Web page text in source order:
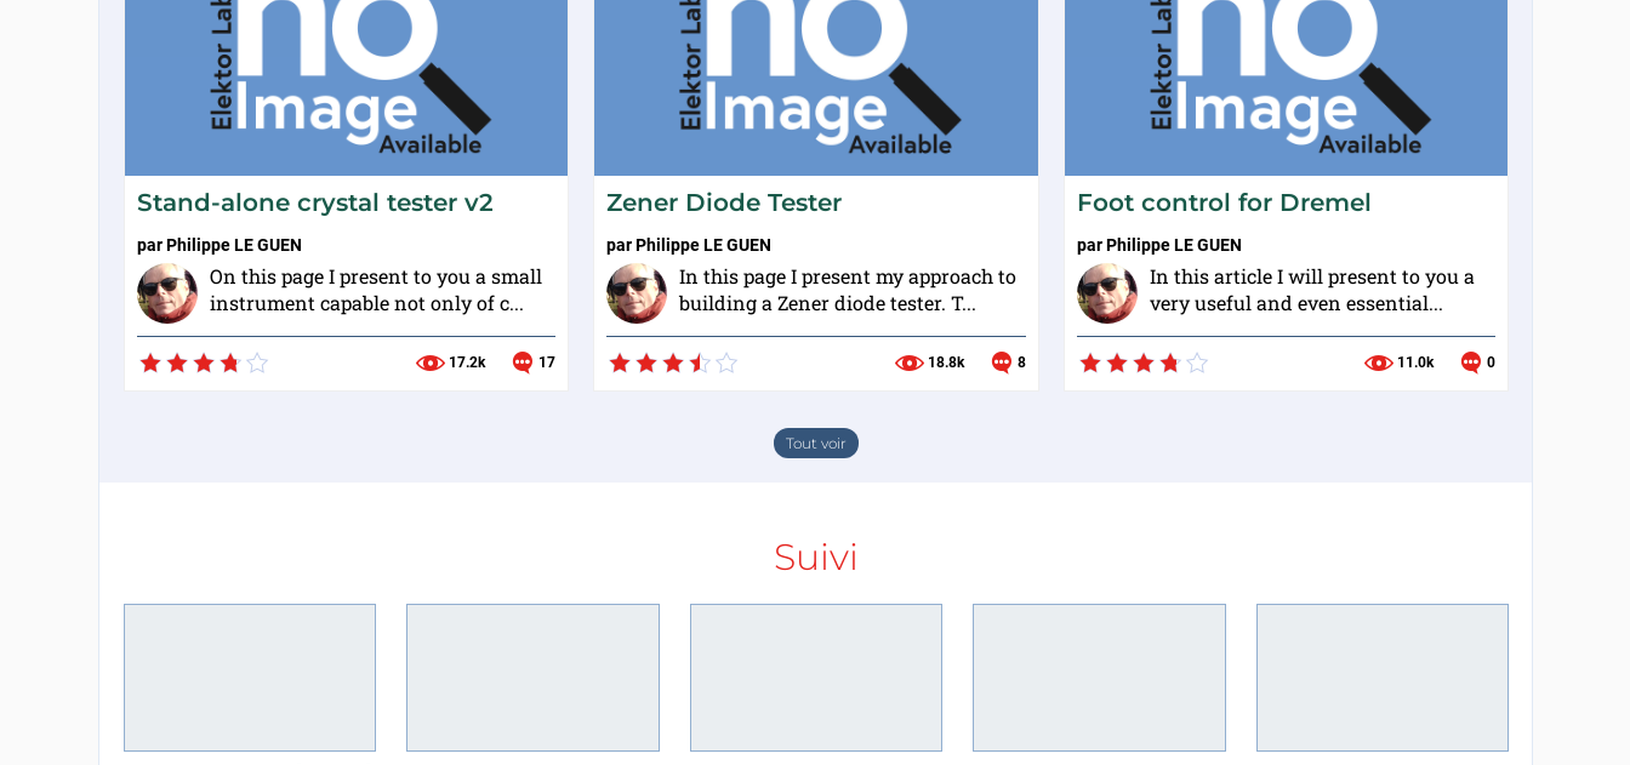
Stand-alone crystal tester v2
parPhilippe LE GUEN
On this page I present to you a small
instrument capable not only of c...
17.2k 17
Zener Diode Tester
parPhilippe LE GUEN
In this page I present my approach to
building a Zener diode tester. T...
18.8k 8
Foot control for Dremel
parPhilippe LE GUEN
In this article I will present to you a
very useful and even essential...
11.0k 0
Tout voir
Suivi